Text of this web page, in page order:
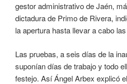
gestor administrativo de Jaén,
dictadura de Primo de Rivera,
la apertura hasta llevar a cabo
Las pruebas, a seis días de la
suponían días de trabajo y todo
festejo. Así Ángel Arbex explicó